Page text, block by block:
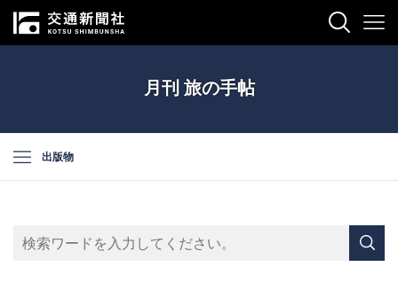
月刊 旅の手帖
出版物